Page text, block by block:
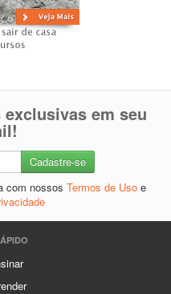
em seu
com nossos Termos de Uso e